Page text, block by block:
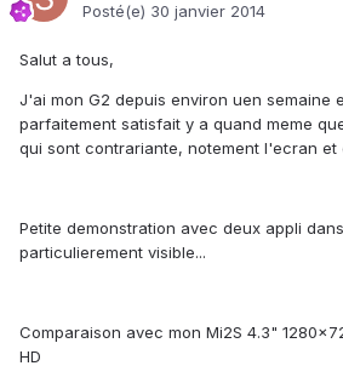
Posté(e) 30 janvier 2014
Salut a tous,
J'ai mon G2 depuis environ uen semaine
parfaitement satisfait y a quand meme
qui sont contrariante, notement l'ecran et
Petite demonstration avec deux appli
particulierement visible...
Comparaison avec mon Mi2S 4.3"
HD